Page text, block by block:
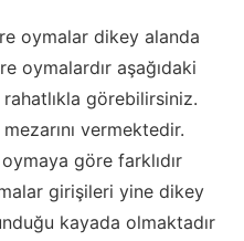
oymalar dikey alanda
oymalardır aşağıdaki
görebilirsiniz.
vermektedir.
göre farklıdır
girişileri yine dikey
kayada olmaktadır